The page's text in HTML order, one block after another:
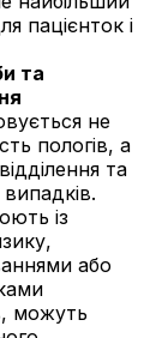
пацієнток і
та
не
пологів, а
та
випадків.
із
або
можуть